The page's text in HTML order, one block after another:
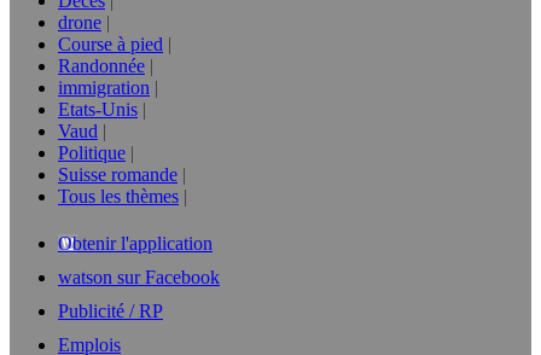
drone
Course à pied
Randonnée
immigration
Etats-Unis
Vaud
Politique
Suisse romande
Tous les thèmes
Obtenir l'application
watson sur Facebook
Publicité / RP
Emplois